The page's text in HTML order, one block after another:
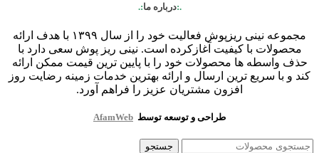
.:درباره ما:.
مجموعه نینی ریزپوش فعالیت خود را از سال ۱۳۹۹ با هدف ارائه
محصولات با کیفیت آغازکرده است. نینی ریز پوش سعی دارد با
حذف واسطه ها محصولات خود را با پایین ترین قیمت ممکن ارائه
کند و با سریع ترین ارسال و ارائه بهترین خدمات زمینه رضایت روز
افزون مشتریان عزیز را فراهم آورد.
طراحی و توسعه توسط AfamWeb
جستجو